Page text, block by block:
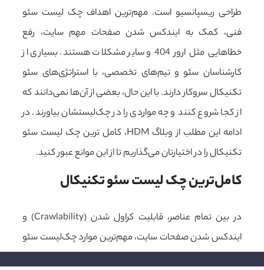
طراحی ریسپانسیو است. مهم‌ترین اهداف چک لیست سئو
فنی، کمک به ایندکس شدن صفحات مهم سایت، رفع
خطاهایی مثل ارور 404 و سایر مشکلات هستند. بسیاری از
کارشناسان سئو و تیم‌های تخصصی، با استراتژی‌های سئو
تکنیکال سروکار دارند. با این حال، بعضی از آن‌ها نمی‌دانند که
از کجا شروع کنند و چه مواردی را در چک‌لیستشان بیاورند. در
ادامه این مطلب از وبلاگ HDM، کامل ترین چک لیست سئو
تکنیکال را در اختیارتان می‌گذاریم تا از این موانع عبور کنید.
کامل‌ترین چک لیست سئو تکنیکال
در بین تمام عناصر، قابلیت کراول شدن (Crawlability) و
ایندکس شدن صفحات سایت، مهم‌ترین موارد چک‌لیست سئو